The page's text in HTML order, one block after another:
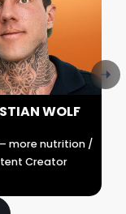
WOLF
more nutrition /
Creator